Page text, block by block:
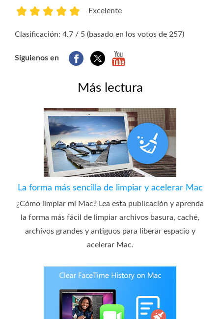
Excelente
Clasificación: 4.7 / 5 (basado en los votos de 257)
Síguienos en
Más lectura
La forma más sencilla de limpiar y acelerar Mac
¿Cómo limpiar mi Mac? Lea esta publicación y aprenda
la forma más fácil de limpiar archivos basura, caché,
archivos grandes y antiguos para liberar espacio y
acelerar Mac.